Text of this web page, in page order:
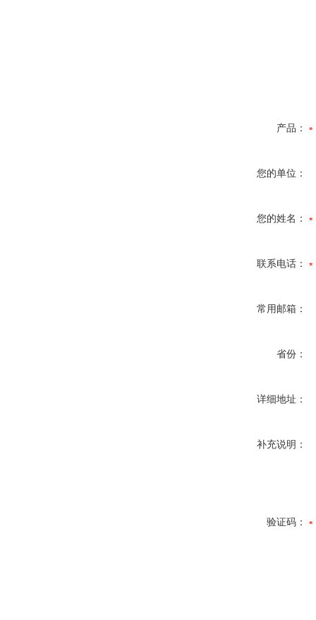
产品：
您的单位：
您的姓名：
联系电话：
常用邮箱：
省份：
详细地址：
补充说明：
验证码：